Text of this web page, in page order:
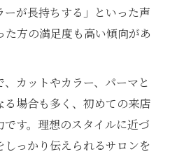
ーが長持ちする」といった声
方の満足度も高い傾向があ
カットやカラー、パーマと
場合も多く、初めての来店
す。理想のスタイルに近づ
しっかり伝えられるサロンを